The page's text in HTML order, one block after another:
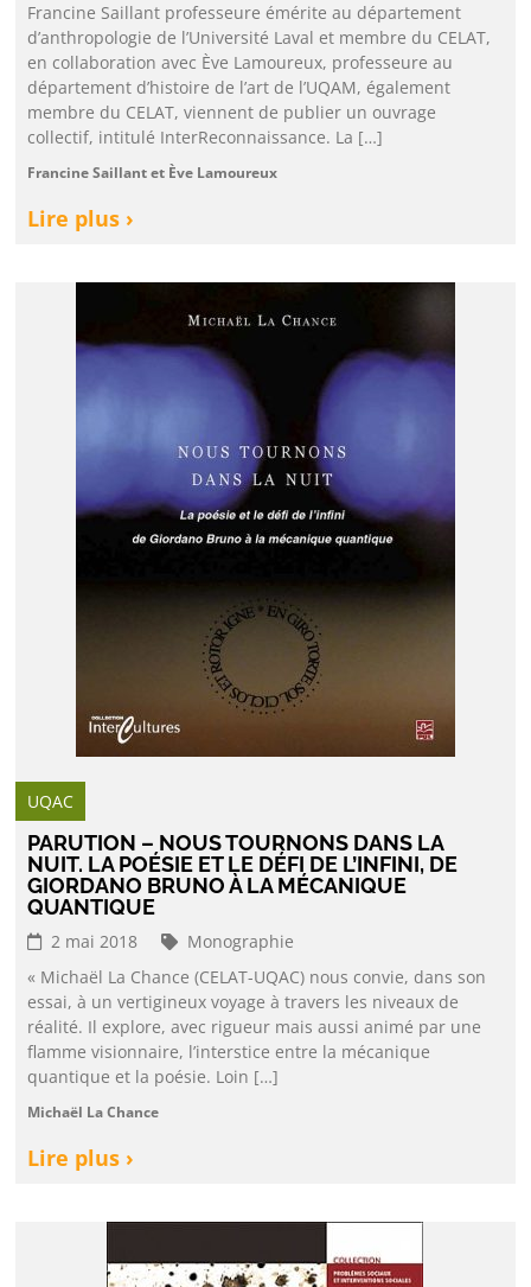
Francine Saillant professeure émérite au département
d’anthropologie de l’Université Laval et membre du CELAT,
en collaboration avec Ève Lamoureux, professeure au
département d’histoire de l’art de l’UQAM, également
membre du CELAT, viennent de publier un ouvrage
collectif, intitulé InterReconnaissance. La […]
Francine Saillant et Ève Lamoureux
Lire plus ›
UQAC
PARUTION – NOUS TOURNONS DANS LA
NUIT. LA POÉSIE ET LE DÉFI DE L’INFINI, DE
GIORDANO BRUNO À LA MÉCANIQUE
QUANTIQUE
2 mai 2018
Monographie
« Michaël La Chance (CELAT-UQAC) nous convie, dans son
essai, à un vertigineux voyage à travers les niveaux de
réalité. Il explore, avec rigueur mais aussi animé par une
flamme visionnaire, l’interstice entre la mécanique
quantique et la poésie. Loin […]
Michaël La Chance
Lire plus ›